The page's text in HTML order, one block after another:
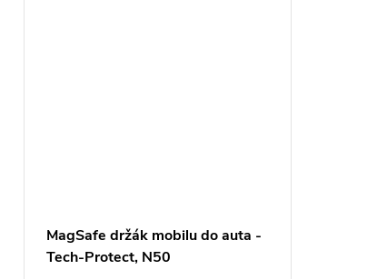
MagSafe držák mobilu do auta -
Tech-Protect, N50